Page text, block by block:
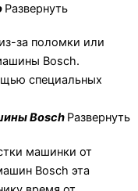
Развернуть
за поломки или
Bosch.
специальных
Bosch Развернуть
машинки от
Bosch эта